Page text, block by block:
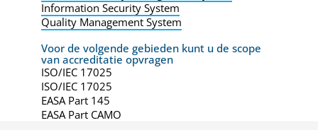
Information Security System
Quality Management System
Voor de volgende gebieden kunt u de scope
van accreditatie opvragen
ISO/IEC 17025
ISO/IEC 17025
EASA Part 145
EASA Part CAMO